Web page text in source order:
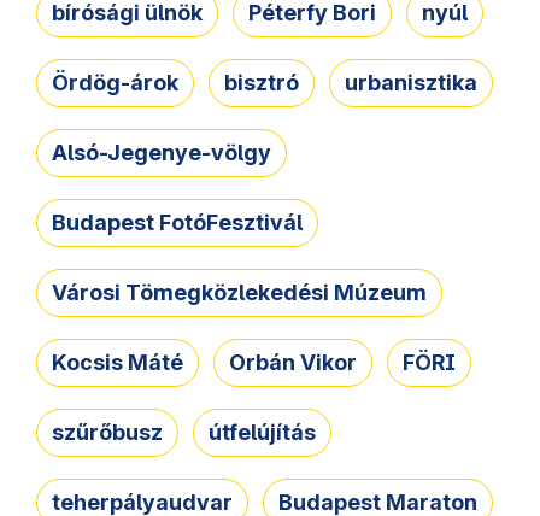
bírósági ülnök Péterfy Bori nyúl
Ördög-árok bisztró urbanisztika
Alsó-Jegenye-völgy
Budapest FotóFesztivál
Városi Tömegközlekedési Múzeum
Kocsis Máté Orbán Vikor FÖRI
szűrőbusz útfelújítás
teherpályaudvar Budapest Maraton